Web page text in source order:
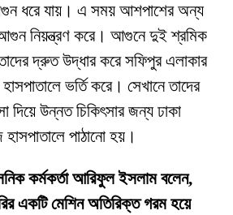
ধরে যায়। এ সময় আশপাশের অন্য
নিয়ন্ত্রণ করে। আগুনে দুই শ্রমিক
দ্রুত উদ্ধার করে সফিপুর এলাকার
ভর্তি করে। সেখানে তাদের
দিয়ে উন্নত চিকিৎসার জন্য ঢাকা
পাঠানো হয়।
কর্মকর্তা আরিফুল ইসলাম বলেন,
একটি মেশিন অতিরিক্ত গরম হয়ে